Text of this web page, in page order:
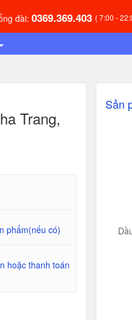
đài: 0369.369.403 ( 7:00 -
Trang,
phẩm(nếu có)
hoặc thanh toán
Sản